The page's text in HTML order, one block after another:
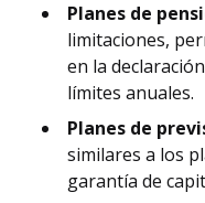
Planes de
limitaciones,
en la
límites anuales.
Planes de
similares a los
garantía de